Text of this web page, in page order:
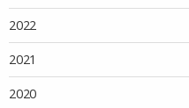
2022
2021
2020